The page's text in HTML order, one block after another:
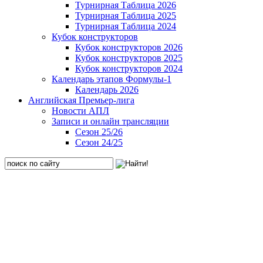
Турнирная Таблица 2026
Турнирная Таблица 2025
Турнирная Таблица 2024
Кубок конструкторов
Кубок конструкторов 2026
Кубок конструкторов 2025
Кубок конструкторов 2024
Календарь этапов Формулы-1
Календарь 2026
Английская Премьер-лига
Новости АПЛ
Записи и онлайн трансляции
Сезон 25/26
Сезон 24/25